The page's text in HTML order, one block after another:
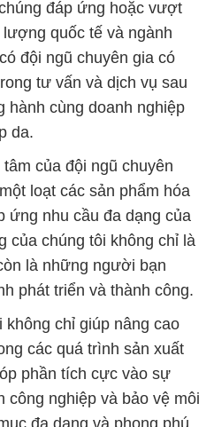
đáp ứng hoặc vượt
quốc tế và ngành
đội ngũ chuyên gia có
tư vấn và dịch vụ sau
hành cùng doanh nghiệp
da.
của đội ngũ chuyên
loạt các sản phẩm hóa
ứng nhu cầu đa dạng của
của chúng tôi không chỉ là
là những người bạn
phát triển và thành công.
không chỉ giúp nâng cao
các quá trình sản xuất
phần tích cực vào sự
công nghiệp và bảo vệ môi